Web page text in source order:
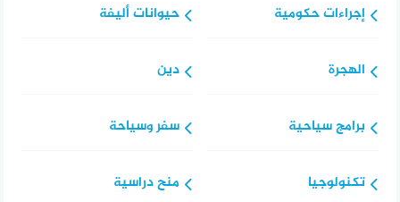
إجراءات حكومية
الهجرة
برامج سياحية
تكنولوجيا
حيوانات أليفة
دين
سفر وسياحة
منح دراسية